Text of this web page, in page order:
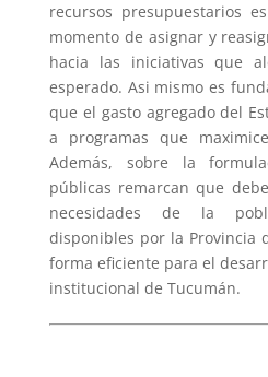
recursos presupuestarios
momento de asignar y
hacia las iniciativas que
esperado. Asi mismo es
que el gasto agregado del
a programas que
Además, sobre la
públicas remarcan que
necesidades de la
disponibles por la Provincia
forma eficiente para el
institucional de Tucumán.